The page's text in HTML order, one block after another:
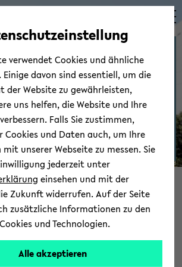
Automatische
vermeiden
zum
wechseln
zum
wechseln
zum
wechseln
Pu­bli­ca­ti­ons
ma­tics
© Uni­ver­si­tät Bie­le­feld
Pu­bli­ca­ti­ons
verwendet Cookies und ähnliche
Einige davon sind essentiell, um die
der Website zu gewährleisten,
uns helfen, die Website und Ihre
Falls Sie zustimmen,
Cookies und Daten auch, um Ihre
unserer Webseite zu messen. Sie
jederzeit unter
einsehen und mit der
Zukunft widerrufen. Auf der Seite
zusätzliche Informationen zu den
und Technologien.
Alle akzeptieren